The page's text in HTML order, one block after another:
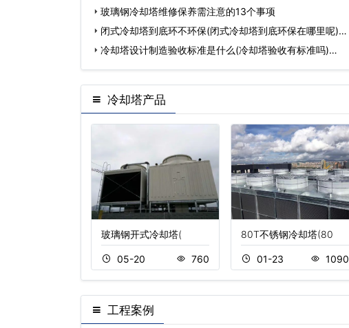
玻璃钢冷却塔维修保养需注意的13个事项
闭式冷却塔到底环不环保(闭式冷却塔到底环保在哪里呢)…
冷却塔设计制造验收标准是什么(冷却塔验收有标准吗)…
冷却塔产品
玻璃钢开式冷却塔(
05-20 760
80T不锈钢冷却塔(80
01-23 1090
工程案例